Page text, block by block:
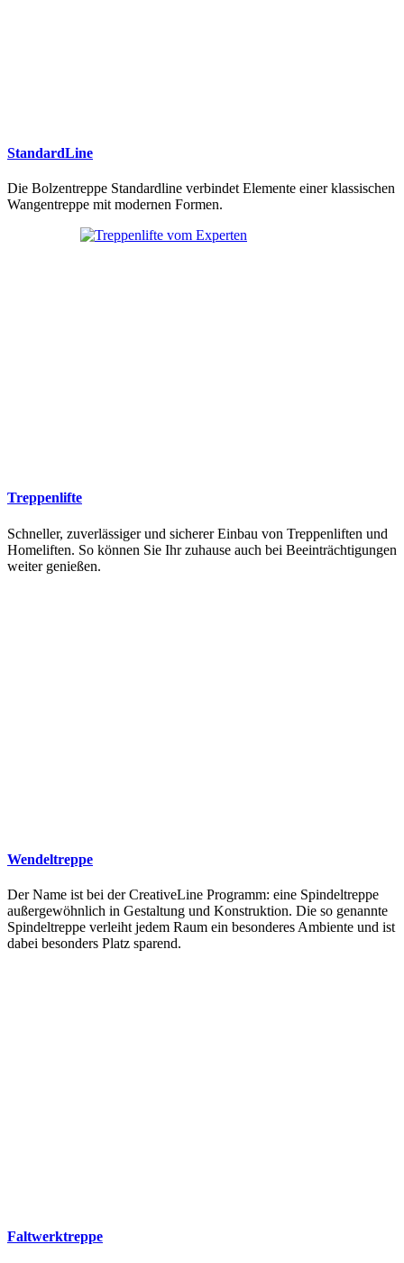
StandardLine
Die Bolzentreppe Standardline verbindet Elemente einer klassischen
Wangentreppe mit modernen Formen.
Treppenlifte
Schneller, zuverlässiger und sicherer Einbau von Treppenliften und
Homeliften. So können Sie Ihr zuhause auch bei Beeinträchtigungen
weiter genießen.
Wendeltreppe
Der Name ist bei der CreativeLine Programm: eine Spindeltreppe
außergewöhnlich in Gestaltung und Konstruktion. Die so genannte
Spindeltreppe verleiht jedem Raum ein besonderes Ambiente und ist
dabei besonders Platz sparend.
Faltwerktreppe